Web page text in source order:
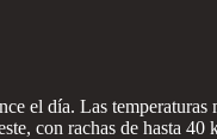
el día. Las
con rachas de hasta 40